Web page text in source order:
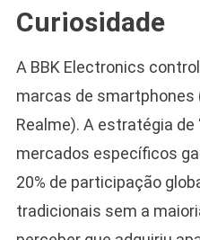
Curiosidade
A BBK Electronics
marcas de smartphones
Realme). A estratégia de
mercados específicos
20% de participação
tradicionais sem a